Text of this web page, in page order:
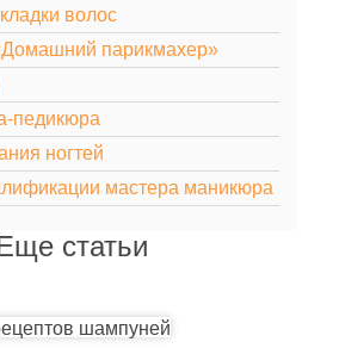
волос
парикмахер»
педикюра
ногтей
мастера маникюра
статьи